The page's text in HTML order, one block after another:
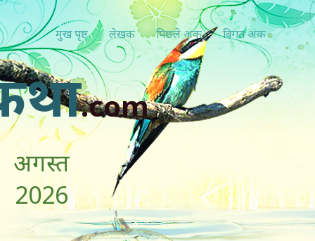
मुख पृष्ठ लेखक पिछ्ले अंक विगत अंक
.com
अगस्त
2026